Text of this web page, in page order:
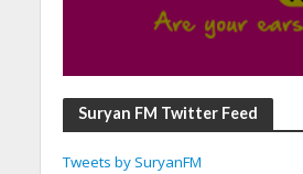
Suryan FM Twitter Feed
Tweets by SuryanFM